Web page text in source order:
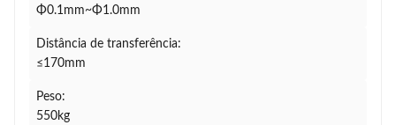
Φ0.1mm~Φ1.0mm
Distância de transferência:
≤170mm
Peso:
550kg